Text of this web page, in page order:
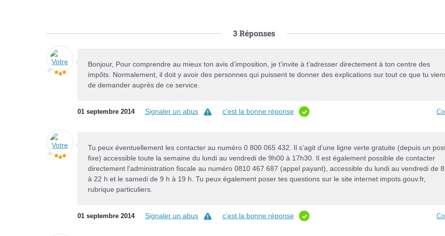
3Réponses
Bonjour, Pour comprendre au mieux ton avis d’imposition, je t’invite à t’adresser directement à ton centre des
impôts. Normalement, il doit y avoir des personnes qui puissent te donner des explications sur tout ce que tu
de demander auprès de ce service.
01 septembre 2014 Signaler un abus c’est la bonne réponse
Tu peux éventuellement les contacter au numéro 0 800 065 432. Il s’agit d’une ligne verte gratuite (depuis un
fixe) accessible toute la semaine du lundi au vendredi de 9h00 à 17h30. Il est également possible de contacter
directement l'administration fiscale au numéro 0810 467 687 (appel payant), accessible du lundi au vendredi de
à 22 h et le samedi de 9 h à 19 h. Tu peux également poser tes questions sur le site internet impots.gouv.fr,
rubrique particuliers.
01 septembre 2014 Signaler un abus c’est la bonne réponse